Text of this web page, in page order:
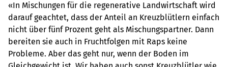
«In Mischungen für die regenerative Landwirtschaft wird
darauf geachtet, dass der Anteil an Kreuzblütlern einfach
nicht über fünf Prozent geht als Mischungspartner. Dann
bereiten sie auch in Fruchtfolgen mit Raps keine
Probleme. Aber das geht nur, wenn der Boden im